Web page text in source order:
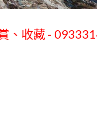
、收藏 -